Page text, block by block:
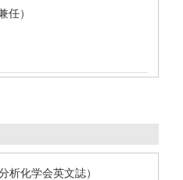
任）
析化学会英文誌）